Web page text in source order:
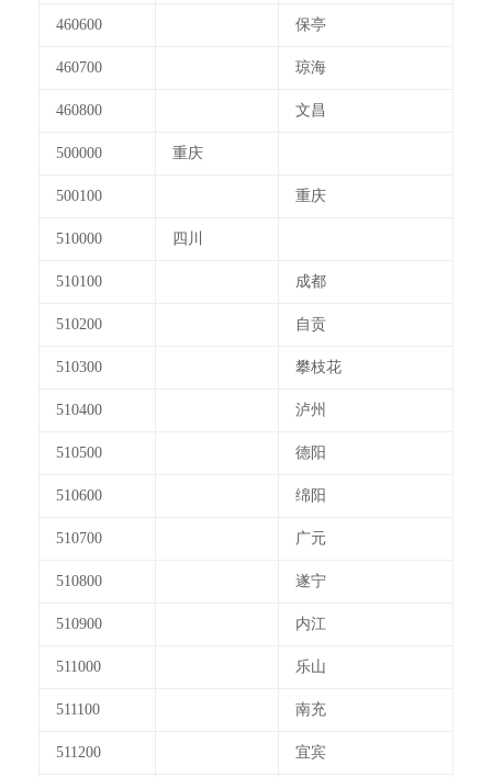
460600 保亭
460700 琼海
460800 文昌
500000 重庆
500100 重庆
510000 四川
510100 成都
510200 自贡
510300 攀枝花
510400 泸州
510500 德阳
510600 绵阳
510700 广元
510800 遂宁
510900 内江
511000 乐山
511100 南充
511200 宜宾